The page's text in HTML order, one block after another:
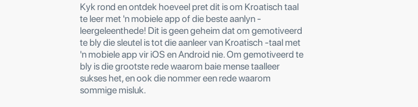
Kyk rond en ontdek hoeveel pret dit is om Kroatisch taal
te leer met 'n mobiele app of die beste aanlyn -
leergeleenthede! Dit is geen geheim dat om gemotiveerd
te bly die sleutel is tot die aanleer van Kroatisch -taal met
'n mobiele app vir iOS en Android nie. Om gemotiveerd te
bly is die grootste rede waarom baie mense taalleer
sukses het, en ook die nommer een rede waarom
sommige misluk.